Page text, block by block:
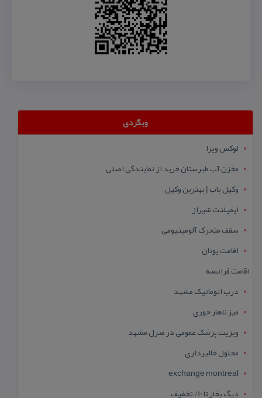
وبگردی
لوکس ویزا
مخزن آب طبرستان خرید از نمایندگی اصلی
وکیل یاب | بهترین وکیل
ایمپلنت شیراز
سقف متحرک آلومینیومی
اقامت یونان
اقامت فرانسه
درب اتوماتیک مشهد
میز ناهار خوری
ویزیت پزشک عمومی در منزل مشهد
محلول خالبرداری
exchange montreal
دیگ بخار تا 10% تخفیف